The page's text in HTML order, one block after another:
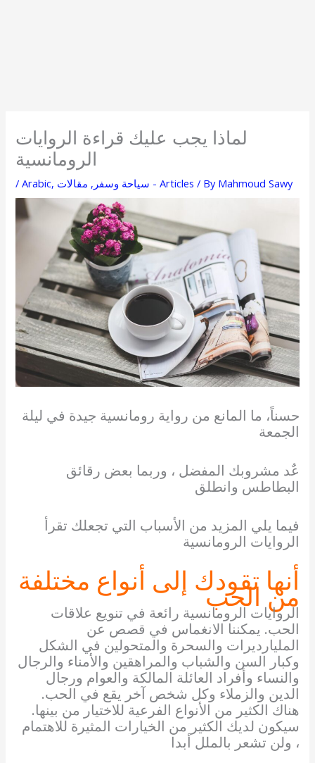
لماذا يجب عليك قراءة الروايات
الرومانسية
/Arabic, سياحة وسفر , مقالات - Articles / By Mahmoud Sawy
حسناً، ما المانع من رواية رومانسية جيدة في ليلة
الجمعة
عٌد مشروبك المفضل ، وربما بعض رقائق
البطاطس وانطلق
فيما يلي المزيد من الأسباب التي تجعلك تقرأ
الروايات الرومانسية
أنها تقودك إلى أنواع مختلفة
من الحب
الروايات الرومانسية رائعة في تنويع علاقات
الحب. يمكننا الانغماس في قصص عن
المليارديرات والسحرة والمتحولين في الشكل
وكبار السن والشباب والمراهقين والأمناء والرجال
والنساء وأفراد العائلة المالكة والعوام ورجال
الدين والزملاء وكل شخص آخر يقع في الحب.
هناك الكثير من الأنواع الفرعية للاختيار من بينها.
سيكون لديك الكثير من الخيارات المثيرة للاهتمام
، ولن تشعر بالملل أبدا